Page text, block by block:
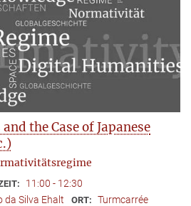
the Case of Japanese
11:00 - 12:30
da Silva Ehalt ORT: Turmcarrée